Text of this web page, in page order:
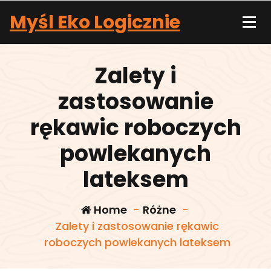
content
Myśl Eko Logicznie
Zalety i
zastosowanie
rękawic roboczych
powlekanych
lateksem
Home- Różne-
Zalety i zastosowanie rękawic
roboczych powlekanych lateksem